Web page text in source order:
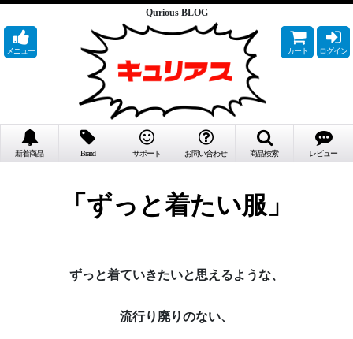
Qurious BLOG
「ずっと着たい服」
ずっと着ていきたいと思えるような、
流行り廃りのない、
メニュー カート ログイン
新着商品 Brand サポート お問い合わせ 商品検索 レビュー